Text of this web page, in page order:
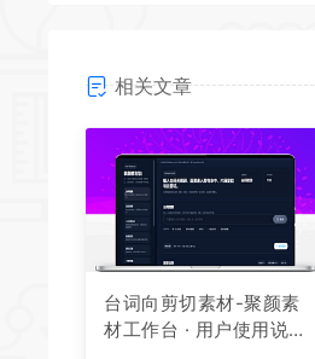
相关文章
台词向剪切素材-聚颜素
材工作台 · 用户使用说